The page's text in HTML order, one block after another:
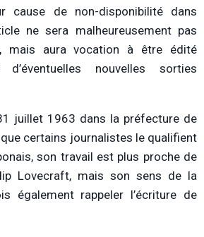
cause de non-disponibilité dans
ne sera malheureusement pas
mais aura vocation à être édité
nouvelles sorties
juillet 1963 dans la préfecture de
certains journalistes le qualifient
son travail est plus proche de
Lovecraft, mais son sens de la
également rappeler l’écriture de